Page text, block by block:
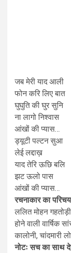
जब मेरी याद आली
फोन करि लिए बात
घुघुति की घुर सुनि
ना लागो निश्वास
आंखों की प्यास…
ड्यूटी पल्टन सुआ
लेई लद्दाख़
याद तेरि ऊछि बलि
झट ऊलो पास
आंखों की प्यास…
रचनाकार का परिचय
ललित मोहन
होने वाली
कालोनी, चांदमारी
नोटः सच का साथ